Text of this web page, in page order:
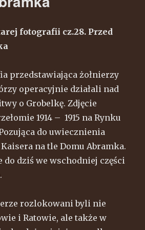
fotografii cz.28. Przed
przedstawiająca żołnierzy
operacyjnie działali nad
o Grobelkę. Zdjęcie
1914 – 1915 na Rynku
do uwiecznienia
na tle Domu Abramka.
dziś we wschodniej części
rozlokowani byli nie
i Ratowie, ale także w